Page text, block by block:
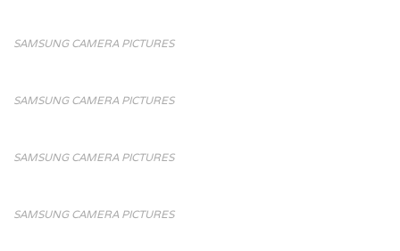
SAMSUNG CAMERA PICTURES
SAMSUNG CAMERA PICTURES
SAMSUNG CAMERA PICTURES
SAMSUNG CAMERA PICTURES